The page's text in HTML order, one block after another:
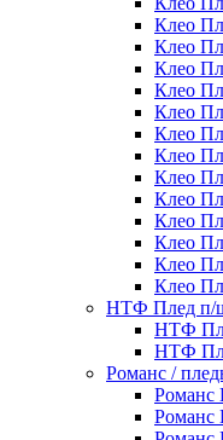
Клео
Клео
Клео
Клео
Клео
Клео
Клео
Клео
Клео
Клео
Клео
Клео
Клео
НТФ Плед п/
НТФ
НТФ
Романс /
Романс
Романс